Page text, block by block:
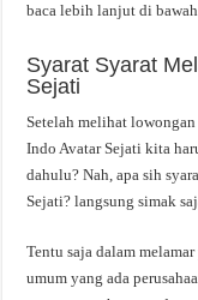
baca lebih lanjut di
Syarat Syarat
Sejati
Setelah melihat
Indo Avatar Sejati kita
dahulu? Nah, apa sih
Sejati? langsung simak
Tentu saja dalam
umum yang ada